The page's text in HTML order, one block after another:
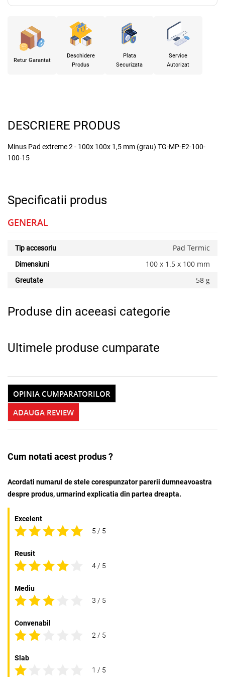
Retur Garantat
Deschidere
Produs
Plata
Securizata
Service
Autorizat
DESCRIERE PRODUS
Minus Pad extreme 2 - 100x 100x 1,5 mm (grau) TG-MP-E2-100-
100-15
Specificatii produs
GENERAL
Tip accesoriu Pad Termic
Dimensiuni 100 x 1.5 x 100 mm
Greutate 58 g
Produse din aceeasi categorie
Ultimele produse cumparate
ADAUGA REVIEW
OPINIA CUMPARATORILOR
Cum notati acest produs ?
Acordati numarul de stele corespunzator parerii dumneavoastra
despre produs, urmarind explicatia din partea dreapta.
Excelent
5 / 5
Reusit
4 / 5
Mediu
3 / 5
Convenabil
2 / 5
Slab
1 / 5
x